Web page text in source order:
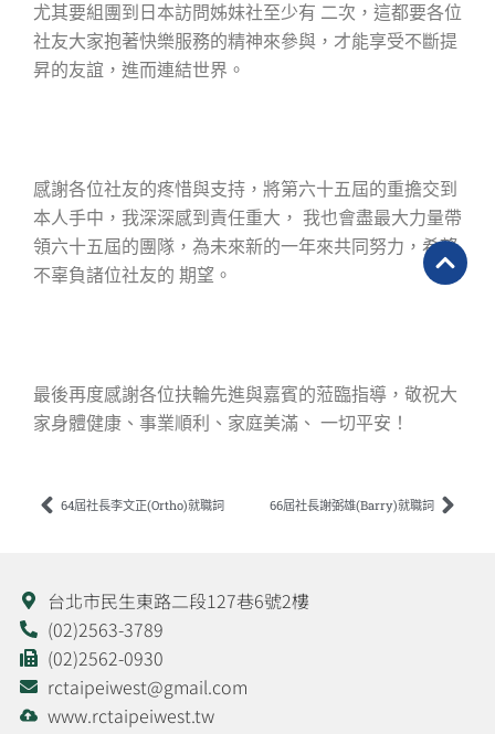
尤其要組團到日本訪問姊妹社至少有 二次，這都要各位
社友大家抱著快樂服務的精神來參與，才能享受不斷提
昇的友誼，進而連結世界。
感謝各位社友的疼惜與支持，將第六十五屆的重擔交到
本人手中，我深深感到責任重大， 我也會盡最大力量帶
領六十五屆的團隊，為未來新的一年來共同努力，希望
不辜負諸位社友的 期望。
最後再度感謝各位扶輪先進與嘉賓的蒞臨指導，敬祝大
家身體健康、事業順利、家庭美滿、 一切平安！
上一頁
64屆社長李文正(Ortho)就職詞 66屆社長謝弼雄(Barry)就職詞下
台北市民生東路二段127巷6號2樓
(02)2563-3789
(02)2562-0930
rctaipeiwest@gmail.com
www.rctaipeiwest.tw